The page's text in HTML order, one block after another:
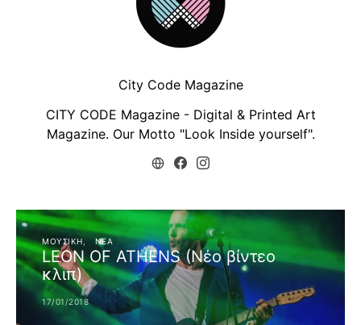
City Code Magazine
CITY CODE Magazine - Digital & Printed Art
Magazine. Our Motto "Look Inside yourself".
ΜΟΥΣΙΚΉ ΝΈΑ
LEON OF ATHENS (Νέο βίντεο
κλιπ)
17/01/2018